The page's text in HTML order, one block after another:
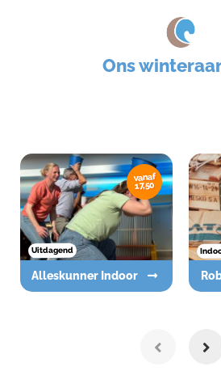
Ons
vanaf
17,50
Uitdagend
Alleskunner Indoor